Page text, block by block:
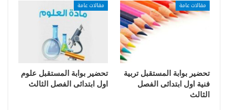
مقالات عامة
تحضير بوابة المستقبل تربية
فنية اول ابتدائى الفصل
الثالث
مقالات عامة
تحضير بوابة المستقبل علوم
اول ابتدائى الفصل الثالث